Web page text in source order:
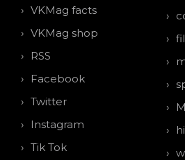
VKMag facts
VKMag shop
RSS
Facebook
Twitter
Instagram
Tik Tok